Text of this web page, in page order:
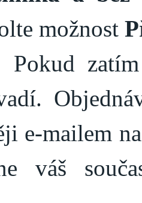
možnost
Pokud
e‑mailem
váš